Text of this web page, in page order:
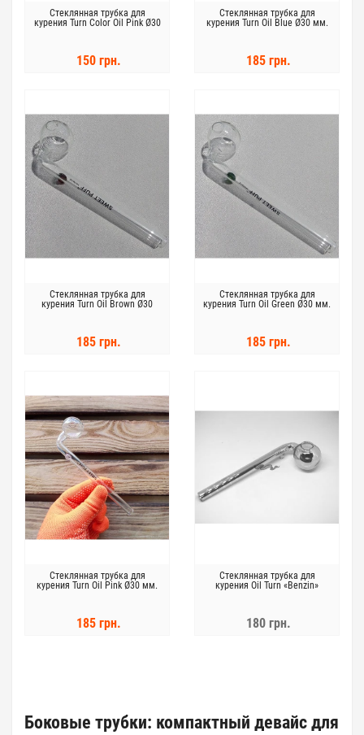
Стеклянная трубка для
курения Turn Color Oil Pink Ø30
150 грн.
Стеклянная трубка для
курения Turn Oil Blue Ø30 мм.
185 грн.
Стеклянная трубка для
курения Turn Oil Brown Ø30
185 грн.
Стеклянная трубка для
курения Turn Oil Green Ø30 мм.
185 грн.
Стеклянная трубка для
курения Turn Oil Pink Ø30 мм.
185 грн.
Стеклянная трубка для
курения Oil Turn «Benzin»
180 грн.
Боковые трубки: компактный девайс для